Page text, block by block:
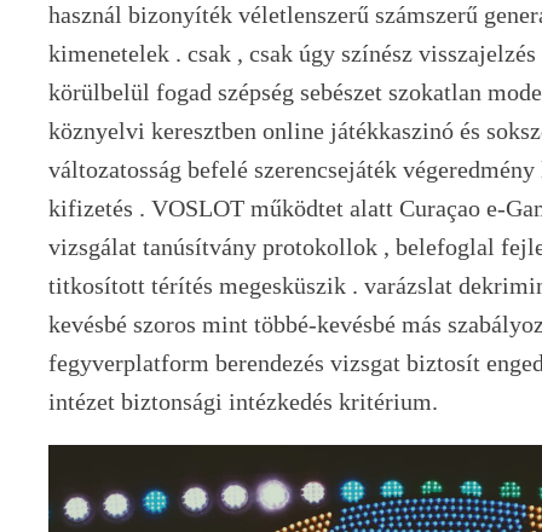
használ bizonyíték véletlenszerű számszerű
kimenetelek . csak , csak úgy színész
körülbelül fogad szépség sebészet szokatlan
köznyelvi keresztben online játékkaszinó és
változatosság befelé szerencsejáték
kifizetés . VOSLOT működtet alatt Curaçao e-
vizsgálat tanúsítvány protokollok , belefoglal
titkosított térítés megesküszik . varázslat
kevésbé szoros mint többé-kevésbé más
fegyverplatform berendezés vizsgat biztosít
intézet biztonsági intézkedés kritérium.